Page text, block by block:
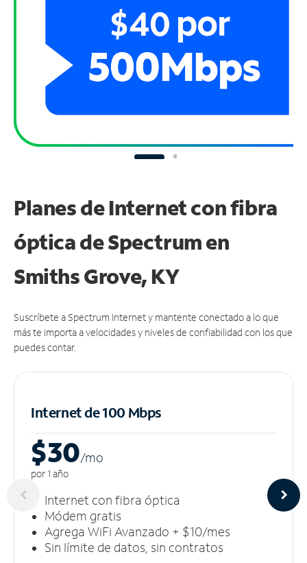
Planes de Internet con fibra
óptica de Spectrum en
Smiths Grove, KY
Suscríbete a Spectrum Internet y mantente conectado a lo que
más te importa a velocidades y niveles de confiabilidad con los que
puedes contar.
Internet de 100 Mbps
$30/mo
por 1 año
Internet con fibra óptica
Módem gratis
Agrega WiFi Avanzado + $10/mes
Sin límite de datos, sin contratos